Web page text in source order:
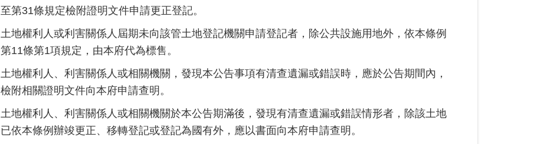
至第31條規定檢附證明文件申請更正登記。
土地權利人或利害關係人屆期未向該管土地登記機關申請登記者，除公共設施用地外，依本條例
第11條第1項規定，由本府代為標售。
土地權利人、利害關係人或相關機關，發現本公告事項有清查遺漏或錯誤時，應於公告期間內，
檢附相關證明文件向本府申請查明。
土地權利人、利害關係人或相關機關於本公告期滿後，發現有清查遺漏或錯誤情形者，除該土地
已依本條例辦竣更正、移轉登記或登記為國有外，應以書面向本府申請查明。